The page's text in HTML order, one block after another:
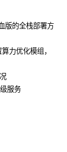
版的全栈部署方
力优化模组，
服务